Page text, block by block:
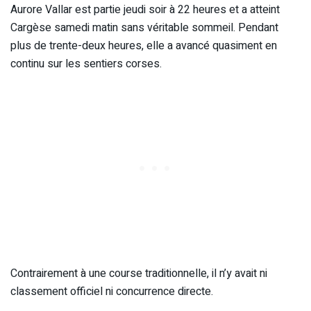
Aurore Vallar est partie jeudi soir à 22 heures et a atteint
Cargèse samedi matin sans véritable sommeil. Pendant
plus de trente-deux heures, elle a avancé quasiment en
continu sur les sentiers corses.
Contrairement à une course traditionnelle, il n’y avait ni
classement officiel ni concurrence directe.